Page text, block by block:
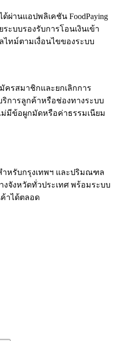
านแอปพลิเคชัน FoodPaying
ะบบรองรับการโอนเงินเข้า
ทม์ตามเงื่อนไขของระบบ
รสมาชิกและยกเลิกการ
ริการลูกค้าหรือช่องทางระบบ
มีข้อผูกมัดหรือค่าธรรมเนียม
ำหรับกรุงเทพฯ และปริมณฑล
จังหวัดทั่วประเทศ พร้อมระบบ
าได้ตลอด